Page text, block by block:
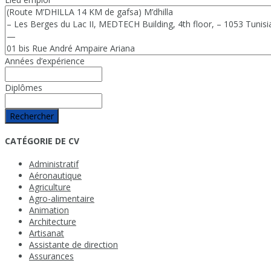
Années d’expérience
Diplômes
Rechercher
CATÉGORIE DE CV
Administratif
Aéronautique
Agriculture
Agro-alimentaire
Animation
Architecture
Artisanat
Assistante de direction
Assurances